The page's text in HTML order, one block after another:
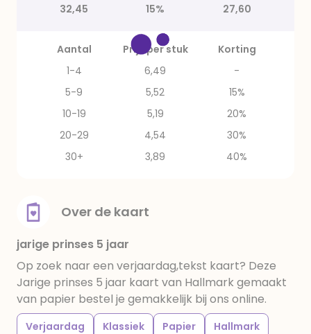
32,45
15% 27,60
Aantal Prijs per stuk
Korting
1-4
6,49
-
5-9
5,52
15%
10-19
5,19
20%
20-29
4,54
30%
30+
3,89 40%
Over de kaart
jarige prinses 5 jaar
Op zoek naar een verjaardag,tekst kaart? Deze
Jarige prinses 5 jaar kaart van Hallmark gemaakt
van papier bestel je gemakkelijk bij ons online.
Verjaardag Klassiek Papier
Hallmark